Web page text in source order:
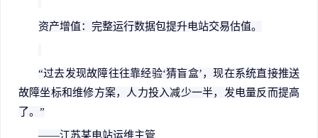
资产增值：完整运行数据包提升电站交易估值。
“过去发现故障往往靠经验‘猜盲盒’，现在系统直接推送
故障坐标和维修方案，人力投入减少一半，发电量反而提高
了。 ”
——江苏某电站运维主管